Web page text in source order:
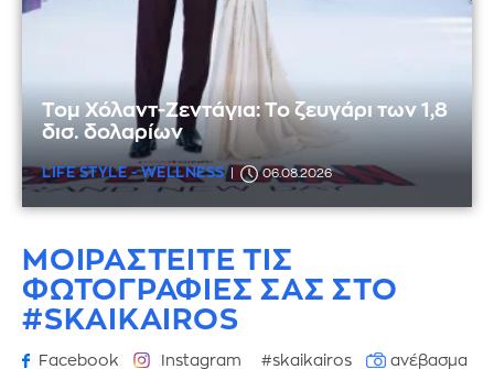
Τομ Χόλαντ-Ζεντάγια: Το ζευγάρι των 1,8
δισ. δολαρίων
LIFE STYLE - WELLNESS 06.08.2026
ΜΟΙΡΑΣΤΕΙΤΕ ΤΙΣ
ΦΩΤΟΓΡΑΦΙΕΣ ΣΑΣ ΣΤΟ
#SKAIKAIROS
Facebook Instagram #skaikairos
ανέβασμα